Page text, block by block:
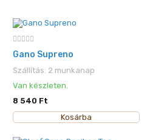
Gano Supreno
Szállítás: 2 munkanap
Van készleten.
8 540 Ft
Kosárba